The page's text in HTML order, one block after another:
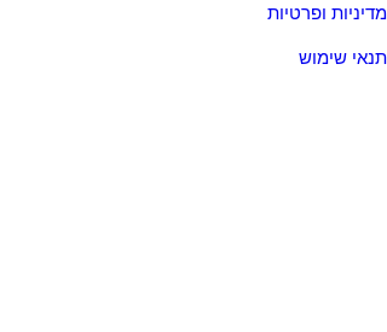
מדיניות ופרטיות
תנאי שימוש